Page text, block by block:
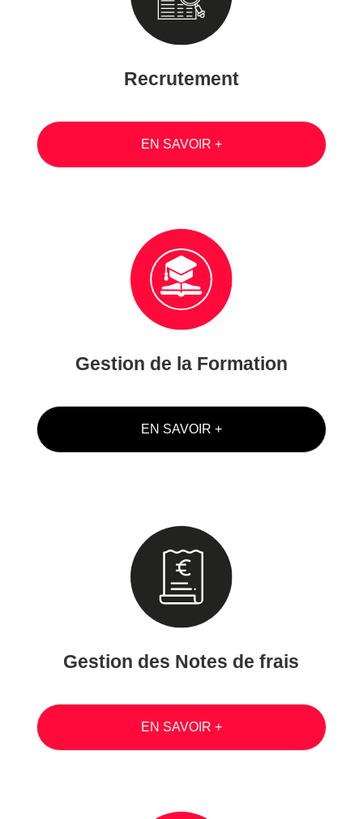
Recrutement
EN SAVOIR +
Gestion de la Formation
EN SAVOIR +
Gestion des Notes de frais
EN SAVOIR +